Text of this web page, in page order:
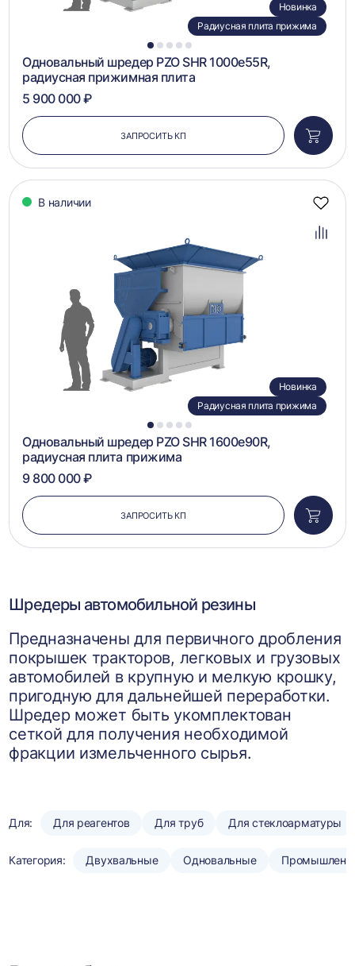
1 2 3 4 5
Новинка
Радиусная плита прижима
Одновальный шредер PZO SHR 1000e55R,
радиусная прижимная плита
5 900 000 ₽
ЗАПРОСИТЬ КП
в
В наличии
1 2 3 4 5
Новинка
Радиусная плита прижима
Одновальный шредер PZO SHR 1600e90R,
радиусная плита прижима
9 800 000 ₽
ЗАПРОСИТЬ КП
в
Шредеры автомобильной резины
Предназначены для первичного дробления
покрышек тракторов, легковых и грузовых
автомобилей в крупную и мелкую крошку,
пригодную для дальнейшей переработки.
Шредер может быть укомплектован
сеткой для получения необходимой
фракции измельченного сырья.
Для: Для реагентов Для труб Для стеклоарматуры
Категория: Двухвальные Одновальные